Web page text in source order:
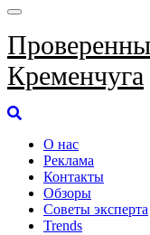
Кременчуга
О нас
Реклама
Контакты
Обзоры
Советы эксперта
Trends